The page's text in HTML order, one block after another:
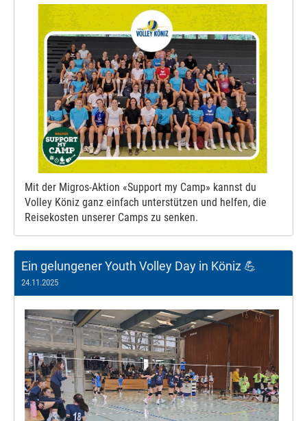
Mit der Migros-Aktion «Support my Camp» kannst du
Volley Köniz ganz einfach unterstützen und helfen, die
Reisekosten unserer Camps zu senken.
Ein gelungener Youth Volley Day in Köniz 💪
24.11.2025